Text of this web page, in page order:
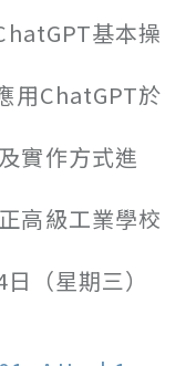
基本操
ChatGPT於
實作方式進
高級工業學校
（星期三）